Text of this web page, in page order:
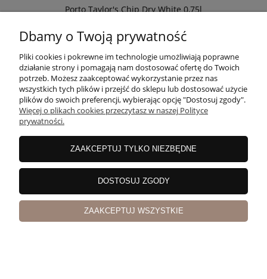
Porto Taylor's Chip Dry White 0,75l
Porto Dalva Tawny 0,75l
Dbamy o Twoją prywatność
Pliki cookies i pokrewne im technologie umożliwiają poprawne
działanie strony i pomagają nam dostosować ofertę do Twoich
potrzeb. Możesz zaakceptować wykorzystanie przez nas
wszystkich tych plików i przejść do sklepu lub dostosować użycie
plików do swoich preferencji, wybierając opcję "Dostosuj zgody".
Więcej o plikach cookies przeczytasz w naszej Polityce
prywatności.
ZAAKCEPTUJ TYLKO NIEZBĘDNE
DOSTOSUJ ZGODY
ZAAKCEPTUJ WSZYSTKIE